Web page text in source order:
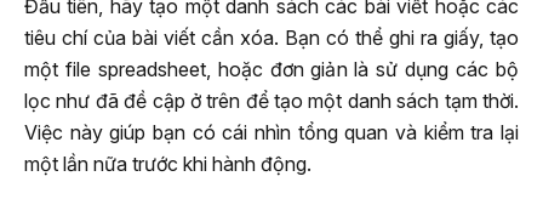
Đầu tiên, hãy tạo một danh sách các bài viết hoặc các
tiêu chí của bài viết cần xóa. Bạn có thể ghi ra giấy, tạo
một file spreadsheet, hoặc đơn giản là sử dụng các bộ
lọc như đã đề cập ở trên để tạo một danh sách tạm thời.
Việc này giúp bạn có cái nhìn tổng quan và kiểm tra lại
một lần nữa trước khi hành động.